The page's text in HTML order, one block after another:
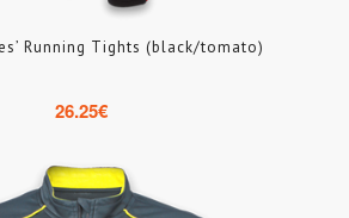
Running Tights (black/tomato)
26.25€